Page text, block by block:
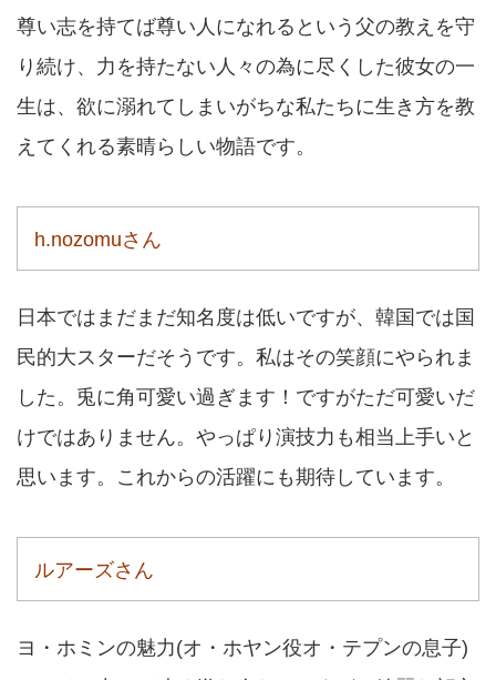
尊い志を持てば尊い人になれるという父の教えを守
り続け、力を持たない人々の為に尽くした彼女の一
生は、欲に溺れてしまいがちな私たちに生き方を教
えてくれる素晴らしい物語です。
h.nozomuさん
日本ではまだまだ知名度は低いですが、韓国では国
民的大スターだそうです。私はその笑顔にやられま
した。兎に角可愛い過ぎます！ですがただ可愛いだ
けではありません。やっぱり演技力も相当上手いと
思います。これからの活躍にも期待しています。
ルアーズさん
ヨ・ホミンの魅力(オ・ホヤン役オ・テプンの息子)